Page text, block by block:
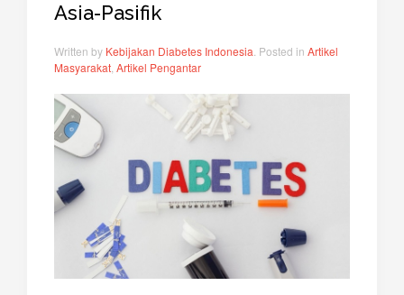
Asia-Pasifik
Written by Kebijakan Diabetes Indonesia . Posted in Artikel
Masyarakat Artikel Pengantar